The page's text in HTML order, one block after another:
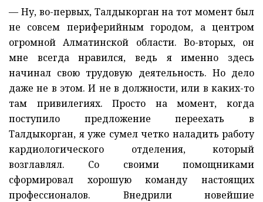
— Ну, во-первых, Талдыкорган на тот момент был
не совсем периферийным городом, а центром
огромной Алматинской области. Во-вторых, он
мне всегда нравился, ведь я именно здесь
начинал свою трудовую деятельность. Но дело
даже не в этом. И не в должности, или в каких-то
там привилегиях. Просто на момент, когда
поступило предложение переехать в
Талдыкорган, я уже сумел четко наладить работу
кардиологического отделения, который
возглавлял. Со своими помощниками
сформировал хорошую команду настоящих
профессионалов. Внедрили новейшие